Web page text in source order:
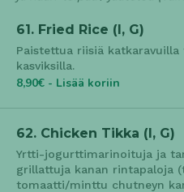
61. Fried Rice (l, G)
Paistettua riisiä
kasviksilla.
8,90€ - Lisää koriin
62. Chicken Tikka (l, G)
Yrtti-jogurttimarinoituja ja
grillattuja kanan rintapaloja
tomaatti/minttu chutneyn